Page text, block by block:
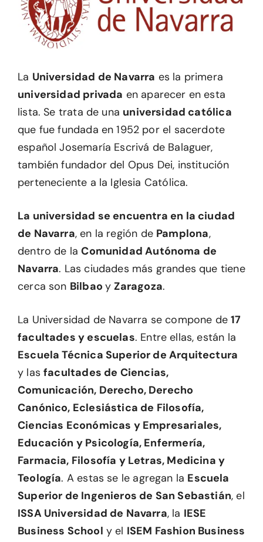
La Universidad de Navarra es la primera
universidad privada en aparecer en esta
lista. Se trata de una universidad católica
que fue fundada en 1952 por el sacerdote
español Josemaría Escrivá de Balaguer,
también fundador del Opus Dei, institución
perteneciente a la Iglesia Católica.
La universidad se encuentra en la ciudad
de Navarra, en la región de Pamplona,
dentro de laComunidad Autónoma de
Navarra. Las ciudades más grandes que tiene
cerca son BilbaoyZaragoza.
La Universidad de Navarra se compone de17
facultades y escuelas. Entre ellas, están la
Escuela Técnica Superior de Arquitectura
y lasfacultades de Ciencias,
Comunicación, Derecho, Derecho
Canónico, Eclesiástica de Filosofía,
Ciencias Económicas y Empresariales,
Educación y Psicología, Enfermería,
Farmacia, Filosofía y Letras, Medicina y
Teología. A estas se le agregan la Escuela
Superior de Ingenieros de San Sebastián, el
ISSA Universidad de Navarra, la IESE
Business School y el ISEM Fashion Business